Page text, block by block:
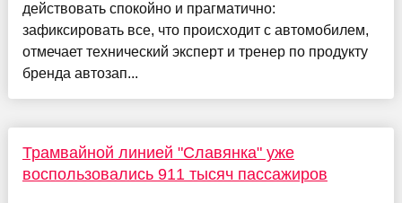
действовать спокойно и прагматично:
зафиксировать все, что происходит с автомобилем,
отмечает технический эксперт и тренер по продукту
бренда автозап...
Трамвайной линией "Славянка" уже
воспользовались 911 тысяч пассажиров